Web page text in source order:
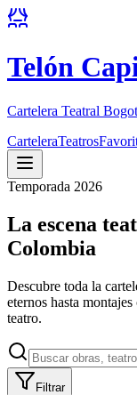
Telón
Cartelera Teatral
CarteleraTeatros
Temporada 2026
La escena
Colombia
Descubre toda la
eternos hasta
teatro.
Filtrar